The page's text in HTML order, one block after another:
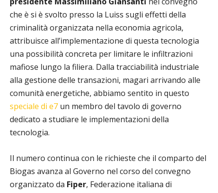
che è si è svolto presso la Luiss sugli effetti della
criminalità organizzata nella economia agricola,
attribuisce all’implementazione di questa tecnologia
una possibilità concreta per limitare le infiltrazioni
mafiose lungo la filiera. Dalla tracciabilità industriale
alla gestione delle transazioni, magari arrivando alle
comunità energetiche, abbiamo sentito in questo
speciale di e7 un membro del tavolo di governo
dedicato a studiare le implementazioni della
tecnologia.
Il numero continua con le richieste che il comparto del
Biogas avanza al Governo nel corso del convegno
organizzato da Fiper, Federazione italiana di